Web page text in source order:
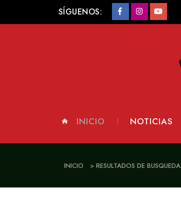
SÍGUENOS:
INICIO NOTICIAS
INICIO > RESULTADOS DE BUSQUEDA